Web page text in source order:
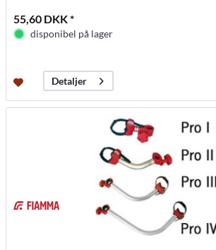
55,60 DKK *
disponibel på lager
Detaljer